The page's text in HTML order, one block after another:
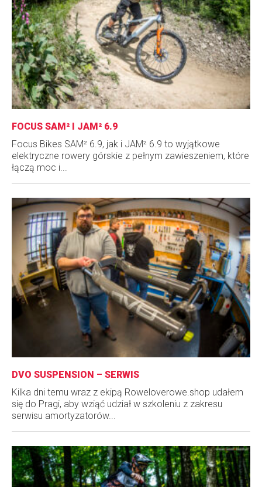
FOCUS SAM² I JAM² 6.9
Focus Bikes SAM² 6.9, jak i JAM² 6.9 to wyjątkowe
elektryczne rowery górskie z pełnym zawieszeniem, które
łączą moc i...
DVO SUSPENSION – SERWIS
Kilka dni temu wraz z ekipą Roweloverowe.shop udałem
się do Pragi, aby wziąć udział w szkoleniu z zakresu
serwisu amortyzatorów...